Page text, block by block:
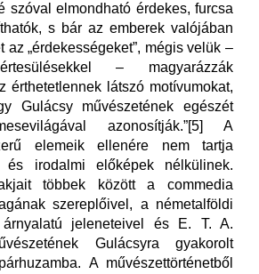
szóval elmondható érdekes, furcsa
s bár az emberek valójában
az „érdekességeket”, mégis velük –
– magyarázzák
érthetetlennek látszó motívumokat,
Gulácsy művészetének egészét
azonosítják.”[5] A
elemeik ellenére nem tartja
és irodalmi előképek nélkülinek.
többek között a commedia
szereplőivel, a németalföldi
jeleneteivel és E. T. A.
Gulácsyra gyakorolt
A művészettörténetből